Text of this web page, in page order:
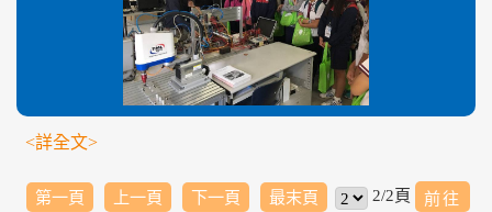
<詳全文>
第一頁 上一頁 下一頁 最末頁 2/2頁